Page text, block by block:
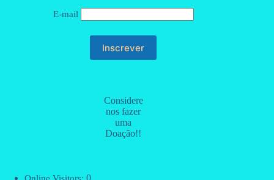
E-mail
Considere
nos fazer
uma
Doação!!
0